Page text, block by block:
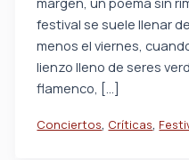
festival se suele llenar
menos el viernes,
lienzo lleno de seres
flamenco, […]
Conciertos, Críticas,